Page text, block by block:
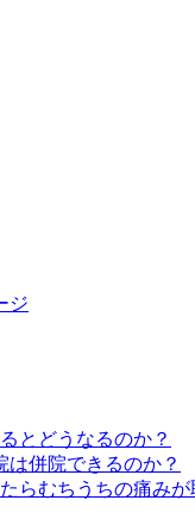
とどうなるのか？
は併院できるのか？
らむちうちの痛みが